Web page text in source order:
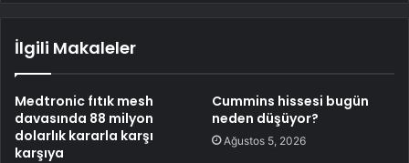
İlgili Makaleler
Medtronic fıtık mesh
davasında 88 milyon
dolarlık kararla karşı
karşıya
Cummins hissesi bugün
neden düşüyor?
Ağustos 5, 2026